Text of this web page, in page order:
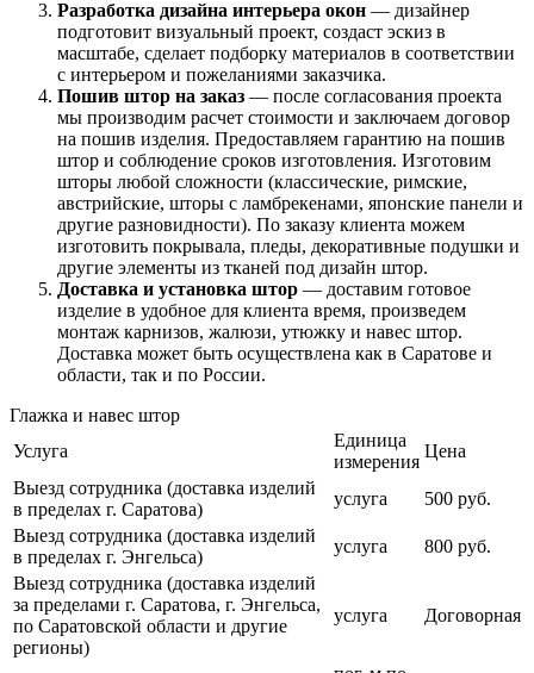
Разработка дизайна интерьера окон — дизайнер
подготовит визуальный проект, создаст эскиз в
масштабе, сделает подборку материалов в соответствии
с интерьером и пожеланиями заказчика.
Пошив штор на заказ — после согласования проекта
мы производим расчет стоимости и заключаем договор
на пошив изделия. Предоставляем гарантию на пошив
штор и соблюдение сроков изготовления. Изготовим
шторы любой сложности (классические, римские,
австрийские, шторы с ламбрекенами, японские панели и
другие разновидности). По заказу клиента можем
изготовить покрывала, пледы, декоративные подушки и
другие элементы из тканей под дизайн штор.
Доставка и установка штор — доставим готовое
изделие в удобное для клиента время, произведем
монтаж карнизов, жалюзи, утюжку и навес штор.
Доставка может быть осуществлена как в Саратове и
области, так и по России.
Глажка и навес штор
Услуга
Единица
измерения
Цена
Выезд сотрудника (доставка изделий
в пределах г. Саратова)
услуга
500 руб.
Выезд сотрудника (доставка изделий
в пределах г. Энгельса)
услуга
800 руб.
Выезд сотрудника (доставка изделий
за пределами г. Саратова, г. Энгельса,
по Саратовской области и другие
регионы)
услуга Договорная